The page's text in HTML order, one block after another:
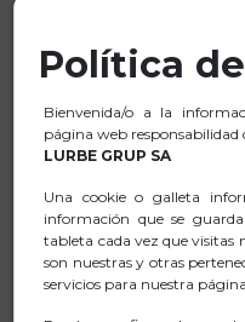
WILD
Política
Bienvenida/o a la
página web responsabilidad
LURBE GRUP SA
Una cookie o galleta
información que se
tableta cada vez que visitas
son nuestras y otras
servicios para nuestra